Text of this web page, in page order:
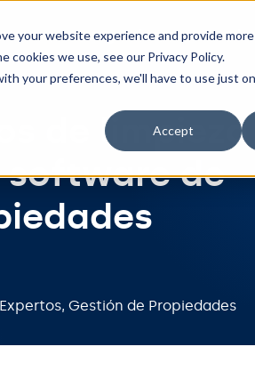
your website experience and provide
we use, see our Privacy Policy.
your preferences, we'll have to use just
Accept
Integraciones Precios
de
de
, Gestión de Propiedades